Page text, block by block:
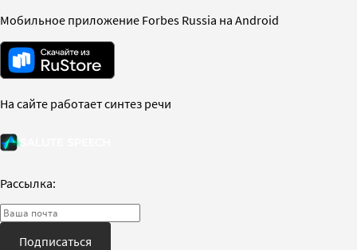
Мобильное приложение Forbes Russia на Android
На сайте работает синтез речи
Рассылка:
Подписаться